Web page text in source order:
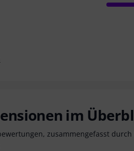
im
zusammengefasst durch